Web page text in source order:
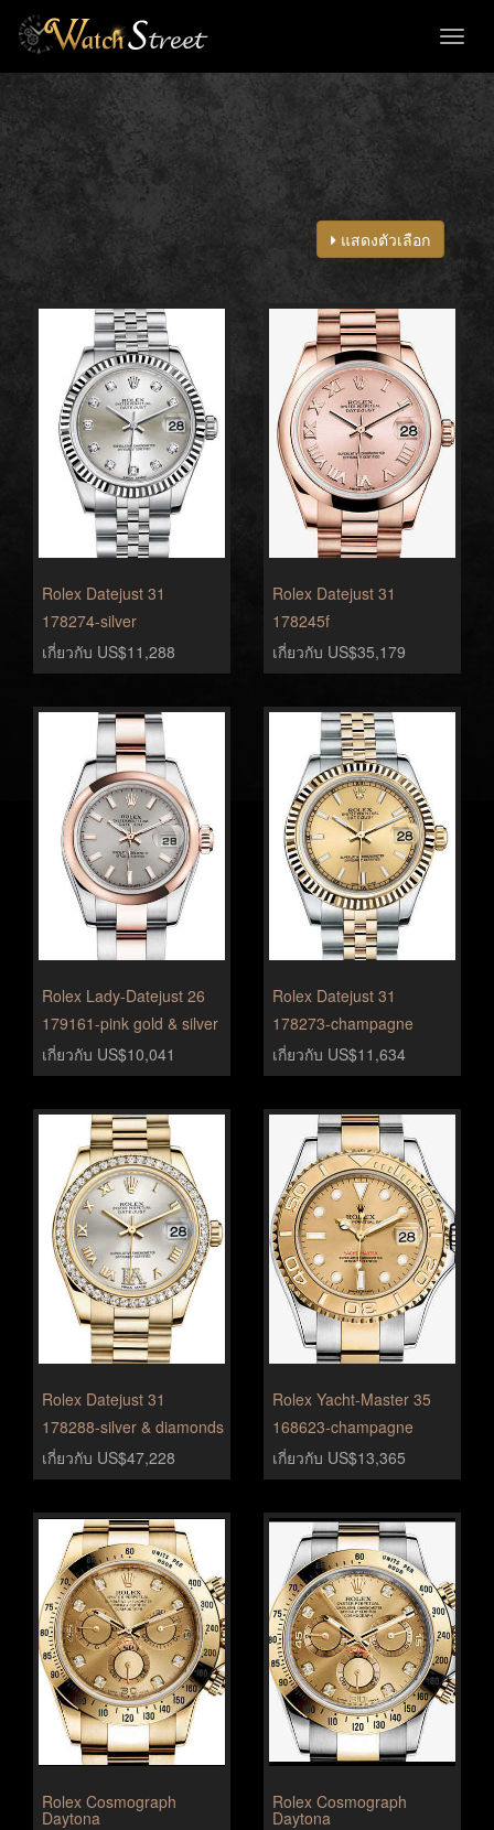
แสดงตัวเลือก
Rolex Datejust 31
178274-silver
เกี่ยวกับ US$11,288
Rolex Datejust 31
178245f
เกี่ยวกับ US$35,179
Rolex Lady-Datejust 26
179161-pink gold & silver
เกี่ยวกับ US$10,041
Rolex Datejust 31
178273-champagne
เกี่ยวกับ US$11,634
Rolex Datejust 31
178288-silver & diamonds
เกี่ยวกับ US$47,228
Rolex Yacht-Master 35
168623-champagne
เกี่ยวกับ US$13,365
Rolex Cosmograph
Daytona
Rolex Cosmograph
Daytona